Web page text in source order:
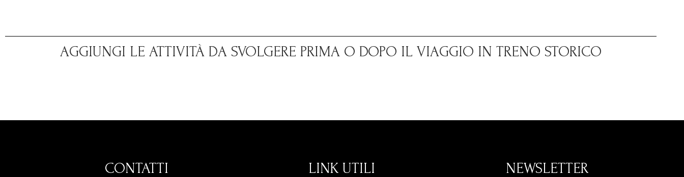
AGGIUNGI LE ATTIVITÀ DA SVOLGERE PRIMA O DOPO IL VIAGGIO IN TRENO STORICO
CONTATTI LINK UTILI NEWSLETTER